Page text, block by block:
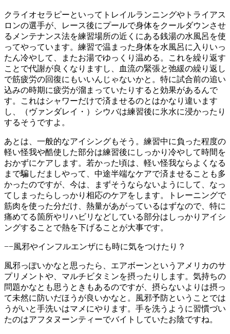
クライオセラピーといってトレイルランニングやトライアス
ロンの選手が、レース後にプールで身体をクールダウンさせ
るメンテナンス法を練習場所の近くにある銭湯の水風呂を使
ってやっています。練習で温まった身体を水風呂に入りいっ
たん冷やして、またお湯でゆっくり温める。これを繰り返す
ことで代謝が良くなりますし、血流の緊張と弛緩の繰り返し
で筋疲労の回復にもいいんじゃないかと。特に試合前の追い
込みの時期に疲労が溜まっていたりすると効果があるんで
す。これはシャワーだけで済ませるのとはかなり違います
し、（ヴァンダレイ・）シウバは練習後に氷水に浸かったり
するそうですよ。
あとは、一般的なアイシングもそう。練習中に負った程度の
軽い怪我や酷使した部分は練習後にしっかり冷やして時間を
おかずにケアします。若かった頃は、軽い怪我ならよくなる
まで騙しだましやって、中途半端なケアで済ませることも多
かったのですが、今は、まずそうならないようにして、なっ
てしまったらしっかり相応のケアをします。トレーニングで
筋肉を使った分だけ、熱量があがっているはずなので、特に
痛めてる箇所やリハビリなどしている部分はしっかりアイシ
ングすることで熱を下げることが大事です。
−−風邪やインフルエンザにも時に気をつけたり？
風邪っぽいかなと思ったら、エアボーンというアメリカのサ
プリメントや、マルチビタミンを摂ったりします。気持ちの
問題かなとも思うときもあるのですが、摂らないよりは摂っ
て未然に防いだほうが良いかなと。風邪予防ということでは
うがいと手洗いはマメにやります。手を洗うように習慣づい
たのはアフタヌーンティーでバイトしていたお陰ですね。